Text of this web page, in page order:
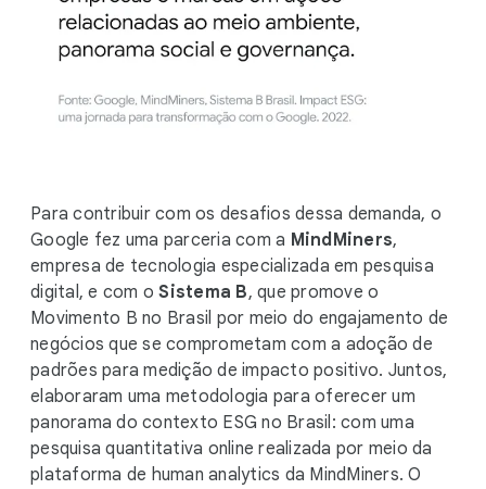
Para contribuir com os desafios dessa demanda, o
Google fez uma parceria com a MindMiners,
empresa de tecnologia especializada em pesquisa
digital, e com oSistema B, que promove o
Movimento B no Brasil por meio do engajamento de
negócios que se comprometam com a adoção de
padrões para medição de impacto positivo. Juntos,
elaboraram uma metodologia para oferecer um
panorama do contexto ESG no Brasil: com uma
pesquisa quantitativa online realizada por meio da
plataforma de human analytics da MindMiners. O